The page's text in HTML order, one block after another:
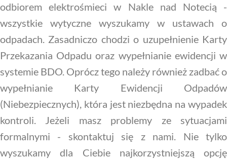
odbiorem elektrośmieci w Nakle nad Notecią -
wszystkie wytyczne wyszukamy w ustawach o
odpadach. Zasadniczo chodzi o uzupełnienie Karty
Przekazania Odpadu oraz wypełnianie ewidencji w
systemie BDO. Oprócz tego należy również zadbać o
wypełnianie Karty Ewidencji Odpadów
(Niebezpiecznych), która jest niezbędna na wypadek
kontroli. Jeżeli masz problemy ze sytuacjami
formalnymi - skontaktuj się z nami. Nie tylko
wyszukamy dla Ciebie najkorzystniejszą opcję